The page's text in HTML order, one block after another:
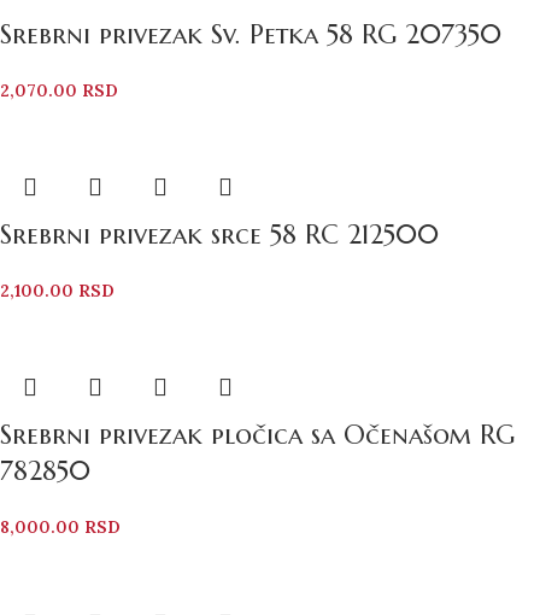
Srebrni privezak Sv. Petka 58 RG 207350
2,070.00 RSD
Srebrni privezak srce 58 RC 212500
2,100.00 RSD
Srebrni privezak pločica sa Očenašom RG
782850
8,000.00 RSD